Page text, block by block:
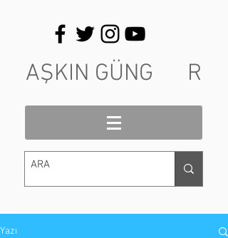
AŞKIN GÜNG R
Yazı